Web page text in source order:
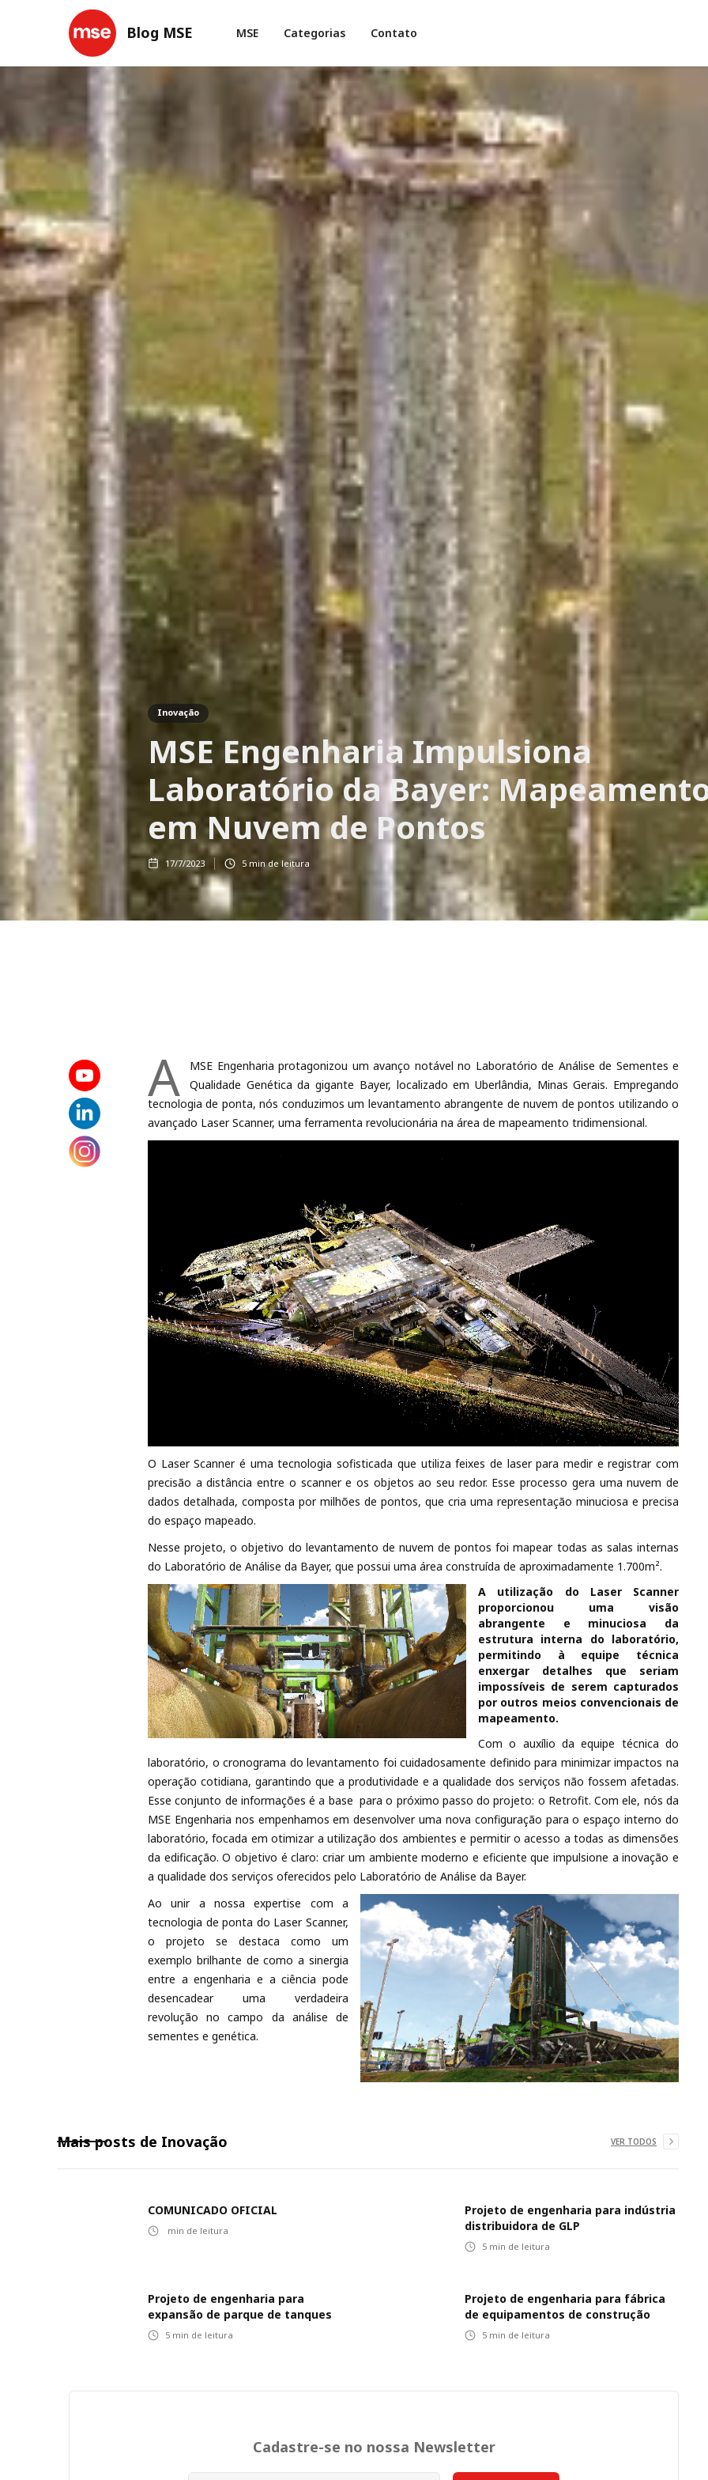
Blog MSE MSE Categorias Contato
Inovação
MSE Engenharia Impulsiona
Laboratório da Bayer:
em Nuvem de Pontos
17/7/2023 5 min de leitura
A
MSE Engenharia protagonizou um avanço notável no Laboratório de Análise de Sementes e
Qualidade Genética da gigante Bayer, localizado em Uberlândia, Minas Gerais. Empregando
tecnologia de ponta, nós conduzimos um levantamento abrangente de nuvem de pontos utilizando o
avançado Laser Scanner, uma ferramenta revolucionária na área de mapeamento tridimensional.
O Laser Scanner é uma tecnologia sofisticada que utiliza feixes de laser para medir e registrar com
precisão a distância entre o scanner e os objetos ao seu redor. Esse processo gera uma nuvem de
dados detalhada, composta por milhões de pontos, que cria uma representação minuciosa e precisa
do espaço mapeado.
Nesse projeto, o objetivo do levantamento de nuvem de pontos foi mapear todas as salas internas
do Laboratório de Análise da Bayer, que possui uma área construída de aproximadamente 1.700m².
A utilização do Laser Scanner
proporcionou uma visão
abrangente e minuciosa da
estrutura interna do laboratório,
permitindo à equipe técnica
enxergar detalhes que seriam
impossíveis de serem capturados
por outros meios convencionais de
mapeamento.
Com o auxílio da equipe técnica do
laboratório, o cronograma do levantamento foi cuidadosamente definido para minimizar impactos na
operação cotidiana, garantindo que a produtividade e a qualidade dos serviços não fossem afetadas.
Esse conjunto de informações é a base para o próximo passo do projeto: o Retrofit. Com ele, nós da
MSE Engenharia nos empenhamos em desenvolver uma nova configuração para o espaço interno do
laboratório, focada em otimizar a utilização dos ambientes e permitir o acesso a todas as dimensões
da edificação. O objetivo é claro: criar um ambiente moderno e eficiente que impulsione a inovação e
a qualidade dos serviços oferecidos pelo Laboratório de Análise da Bayer.
Ao unir a nossa expertise com a
tecnologia de ponta do Laser Scanner,
o projeto se destaca como um
exemplo brilhante de como a sinergia
entre a engenharia e a ciência pode
desencadear uma verdadeira
revolução no campo da análise de
sementes e genética.
Mais posts de Inovação VER TODOS
COMUNICADO OFICIAL
min de leitura
Projeto de engenharia para indústria
distribuidora de GLP
5 min de leitura
Projeto de engenharia para
expansão de parque de tanques
5 min de leitura
Projeto de engenharia para fábrica
de equipamentos de construção
5 min de leitura
Cadastre-se no nossa Newsletter